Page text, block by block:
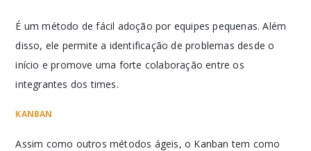
É um método de fácil adoção por equipes pequenas. Além
disso, ele permite a identificação de problemas desde o
início e promove uma forte colaboração entre os
integrantes dos times.
KANBAN
Assim como outros métodos ágeis, o Kanban tem como